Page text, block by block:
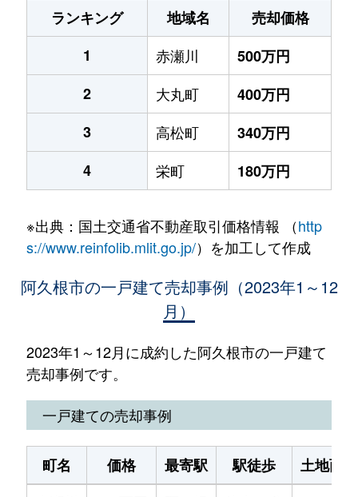
ランキング
地域名
売却価格
1
赤瀬川
500万円
2
大丸町
400万円
3
高松町
340万円
4
栄町 180万円
※出典：国土交通省不動産取引価格情報 （http
s://www.reinfolib.mlit.go.jp/）を加工して作成
阿久根市の一戸建て売却事例（2023年1～12
月）
2023年1～12月に成約した阿久根市の一戸建て
売却事例です。
一戸建ての売却事例
町名 価格 最寄駅 駅徒歩
土地面積